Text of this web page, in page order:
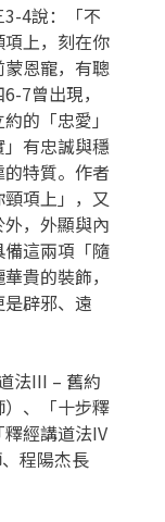
4說：「不
上，刻在你
恩寵，有聰
7曾出現，
的「忠愛」
」有忠誠與穩
特質。作者
項上」，又
外，外顯與內
這兩項「隨
貴的裝飾，
辟邪、遠
法III – 舊約
、「十步釋
經講道法IV
程陽杰長